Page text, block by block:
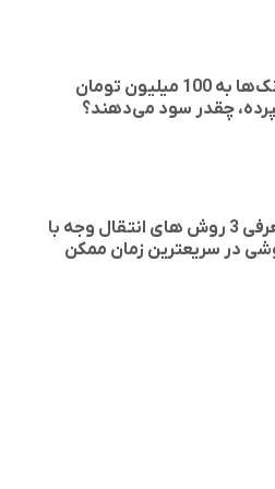
بانک‌ها به 100 میلیون تومان
چقدر سود می‌دهند؟
معرفی 3 روش های انتقال وجه با
در سریعترین زمان ممکن